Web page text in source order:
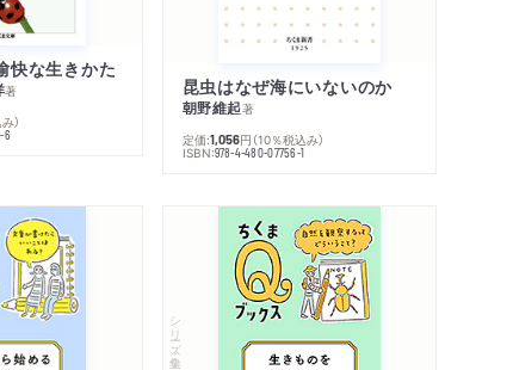
快な生きかた
著
）
6
昆虫はなぜ海にいないのか
朝野維起著
定価:1,056円 （10％税込み）
ISBN:978-4-480-07756-1
シリーズ・全集